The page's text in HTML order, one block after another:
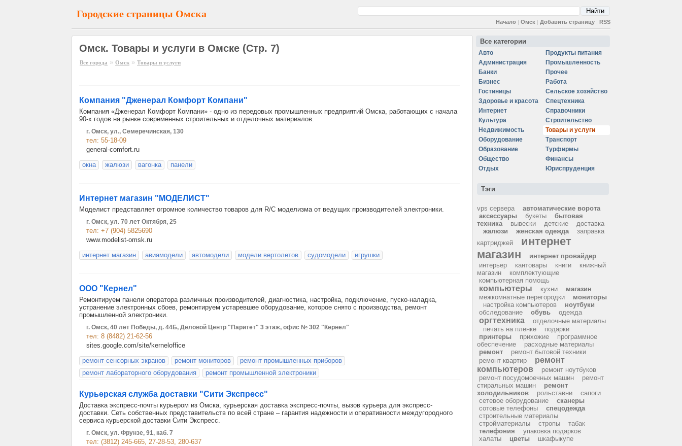
Городские страницы Омска
Начало | Омск | Добавить страницу | RSS
Омск. Товары и услуги в Омске (Стр. 7)
Все города » Омск » Товары и услуги
Компания "Дженерал Комфорт Компани"
Компания «Дженерал Комфорт Компани» - одно из передовых промышленных предприятий Омска, работающих с начала
90-х годов на рынке современных строительных и отделочных материалов.
г. Омск, ул., Семеречинская, 130
тел: 55-18-09
general-comfort.ru
окна
жалюзи вагонка панели
Интернет магазин "МОДЕЛИСТ"
Моделист представляет огромное количество товаров для R/C моделизма от ведущих производителей электроники.
г. Омск, ул. 70 лет Октября, 25
тел: +7 (904) 5825690
www.modelist-omsk.ru
интернет магазин
авиамодели автомодели модели вертолетов судомодели игрушки
ООО "Кернел"
Ремонтируем панели оператора различных производителей, диагностика, настройка, подключение, пуско-наладка,
устранение электронных сбоев, ремонтируем устаревшее оборудование, которое снято с производства, ремонт
промышленной электроники.
г. Омск, 40 лет Победы, д. 44Б, Деловой Центр "Паритет" 3 этаж, офис № 302 "Кернел"
тел: 8 (8482) 21-62-56
sites.google.com/site/kerneloffice
ремонт сенсорных экранов
ремонт мониторов
ремонт промышленных приборов
ремонт лабораторного оборудования
ремонт промышленной электроники
Курьерская служба доставки "Сити Экспресс"
Доставка экспресс-почты курьером из Омска, курьерская доставка экспресс-почты, вызов курьера для экспресс-
доставки. Сеть собственных представительств по всей стране – гарантия надежности и оперативности междугородного
сервиса курьерской доставки Сити Экспресс.
г. Омск, ул. Фрунзе, 91, каб. 7
тел: (3812) 245-665, 27-28-53, 280-637
Все категории
Авто
Администрация
Банки
Бизнес
Гостиницы
Здоровье и красота
Интернет
Культура
Недвижимость
Оборудование
Образование
Общество
Отдых
Продукты питания
Промышленность
Прочее
Работа
Сельское хозяйство
Спецтехника
Справочники
Строительство
Товары и услуги
Транспорт
Турфирмы
Финансы
Юриспруденция
Тэги
vps сервера
автоматические ворота
аксессуары
букеты
бытовая
техника
вывески детские
доставка
жалюзи
женская одежда
заправка
картриджей
интернет
магазин
интернет провайдер
интерьер
кантовары книги
книжный
магазин
комплектующие
компьютерная помощь
компьютеры кухни
магазин
межкомнатные перегородки
мониторы
настройка компьютеров
ноутбуки
обследование
обувь одежда
оргтехника
отделочные материалы
печать на пленке
подарки
принтеры
прихожие
программное
обеспечение
расходные материалы
ремонт
ремонт бытовой техники
ремонт квартир
ремонт
компьютеров
ремонт ноутбуков
ремонт посудомоечных машин
ремонт
стиральных машин
ремонт
холодильников
рольставни
сапоги
сетевое оборудование
сканеры
сотовые телефоны
спецодежда
строительные материалы
стройматериалы
стропы
табак
телефония
упаковка подарков
халаты
цветы шкафыкупе